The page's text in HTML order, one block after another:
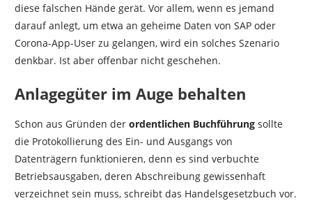
diese falschen Hände gerät. Vor allem, wenn es jemand
darauf anlegt, um etwa an geheime Daten von SAP oder
Corona-App-User zu gelangen, wird ein solches Szenario
denkbar. Ist aber offenbar nicht geschehen.
Anlagegüter im Auge behalten
Schon aus Gründen der ordentlichen Buchführungsollte
die Protokollierung des Ein- und Ausgangs von
Datenträgern funktionieren, denn es sind verbuchte
Betriebsausgaben, deren Abschreibung gewissenhaft
verzeichnet sein muss, schreibt das Handelsgesetzbuch vor.